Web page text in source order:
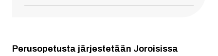
Perusopetusta järjestetään Joroisissa